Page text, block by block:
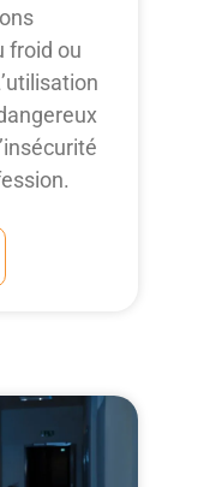
froid ou